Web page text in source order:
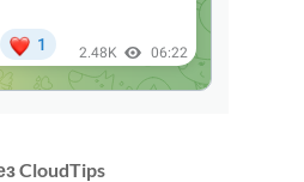
CloudTips